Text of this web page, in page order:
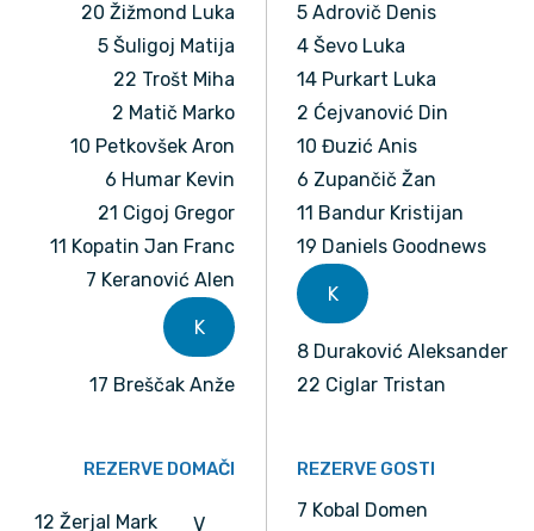
20 Žižmond Luka
5 Šuligoj Matija
22 Trošt Miha
2 Matič Marko
10 Petkovšek Aron
6 Humar Kevin
21 Cigoj Gregor
11 Kopatin Jan Franc
7 Keranović Alen
K
17 Breščak Anže
5 Adrovič Denis
4 Ševo Luka
14 Purkart Luka
2 Ćejvanović Din
10 Đuzić Anis
6 Zupančič Žan
11 Bandur Kristijan
19 Daniels Goodnews
K
8 Duraković Aleksander
22 Ciglar Tristan
REZERVE DOMAČI
12 Žerjal Mark V
REZERVE GOSTI
7 Kobal Domen